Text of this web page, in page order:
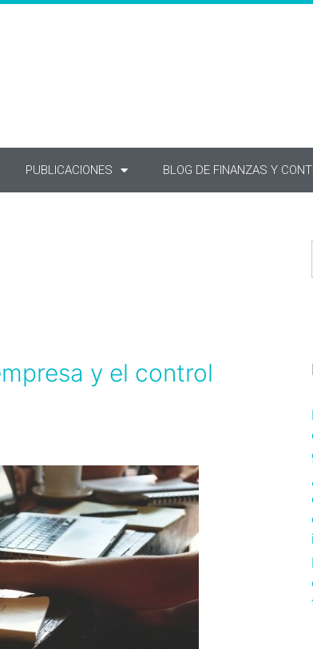
PUBLICACIONES BLOG DE FINANZAS Y
y el control